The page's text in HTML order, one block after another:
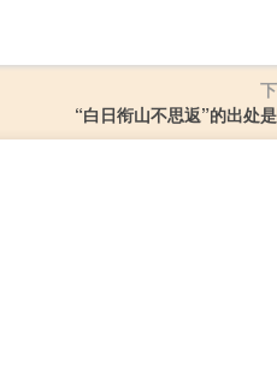
“白日衔山不思返”的出处